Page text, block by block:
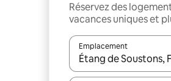
Réservez des
vacances uniques et
Emplacement
Quand les résultats